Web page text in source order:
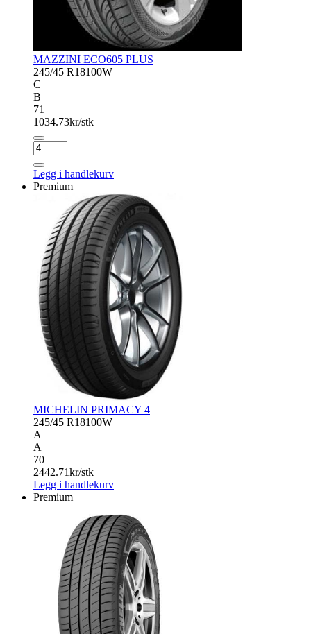
MAZZINI ECO605 PLUS
245/45 R18100W
C
B
71
1034.73kr/stk
MAZZINI
ECO605
PLUS
antall
Legg i handlekurv
Premium
MICHELIN PRIMACY 4
245/45 R18100W
A
A
70
2442.71kr/stk
Legg i handlekurv
Premium